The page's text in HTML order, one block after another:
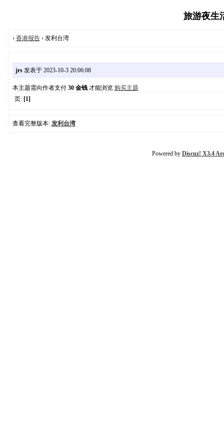
旅游夜生
› 香港报告› 发利台湾
jrs发表于 2023-10-3 20:06:08
本主题需向作者支付 30 金钱才能浏览 购买主题
页: [1]
查看完整版本: 发利台湾
Powered by Discuz! X3.4